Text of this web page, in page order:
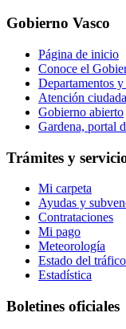
Gobierno Vasco
Página de inicio
Conoce el
Departamentos y
Atención
Gobierno abierto
Gardena, portal
Trámites y
Mi carpeta
Ayudas y
Contrataciones
Mi pago
Meteorología
Estado del tráfico
Estadística
Boletines oficiales